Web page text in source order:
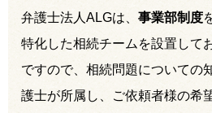
弁護士法人ALGは、 事業部制度
特化した相続チームを設置して
ですので、相続問題についての
護士が所属し、ご依頼者様の希